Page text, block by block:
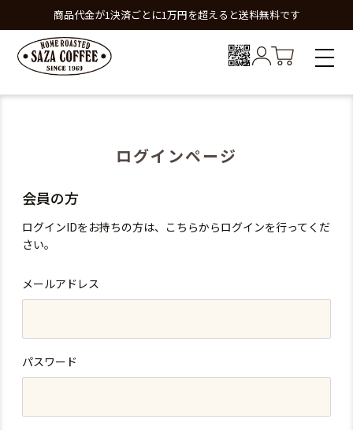
商品代金が1決済ごとに1万円を超えると送料無料です
ログインページ
会員の方
ログインIDをお持ちの方は、こちらからログインを行ってくだ
さい。
メールアドレス
パスワード